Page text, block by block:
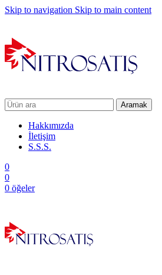
Skip to navigation Skip to main content
Aramak
Hakkımızda
İletişim
S.S.S.
0
0
0 öğeler